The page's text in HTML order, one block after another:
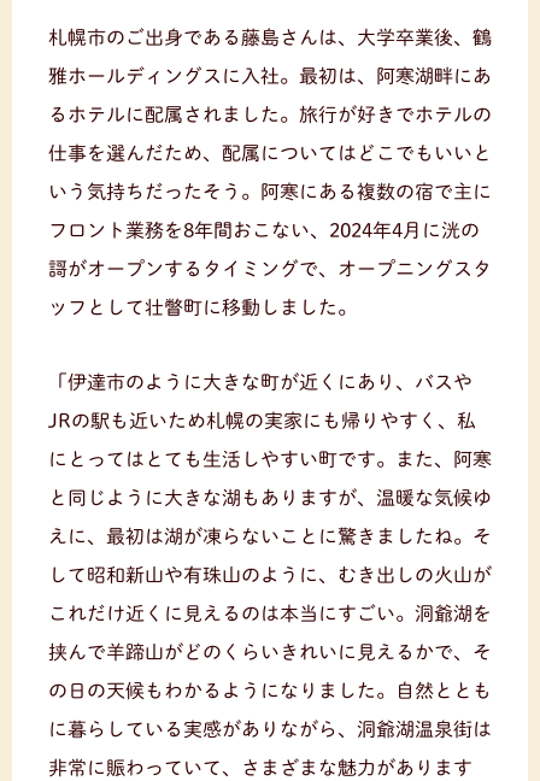
札幌市のご出身である藤島さんは、大学卒業後、鶴
雅ホールディングスに入社。最初は、阿寒湖畔にあ
るホテルに配属されました。旅行が好きでホテルの
仕事を選んだため、配属についてはどこでもいいと
いう気持ちだったそう。阿寒にある複数の宿で主に
フロント業務を8年間おこない、2024年4月に洸の
謌がオープンするタイミングで、オープニングスタ
ッフとして壮瞥町に移動しました。
「伊達市のように大きな町が近くにあり、バスや
JRの駅も近いため札幌の実家にも帰りやすく、私
にとってはとても生活しやすい町です。また、阿寒
と同じように大きな湖もありますが、温暖な気候ゆ
えに、最初は湖が凍らないことに驚きましたね。そ
して昭和新山や有珠山のように、むき出しの火山が
これだけ近くに見えるのは本当にすごい。洞爺湖を
挟んで羊蹄山がどのくらいきれいに見えるかで、そ
の日の天候もわかるようになりました。自然ととも
に暮らしている実感がありながら、洞爺湖温泉街は
非常に賑わっていて、さまざまな魅力があります